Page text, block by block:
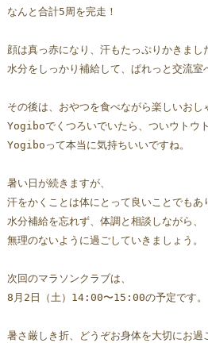
なんと合計5周を完走！
顔は真っ赤になり、汗もたっぷりかきまし
水分をしっかり補給して、ぱれっと交流室
その後は、おやつを食べながら楽しいおし
Yogiboでくつろいでいたら、ついウトウ
Yogiboって本当に気持ちいいですね。
暑い日が続きますが、
汗をかくことは体にとって良いことでもあ
水分補給を忘れず、体調と相談しながら、
無理のないように過ごしていきましょう。
次回のマラソンクラブは、
8月2日（土）14:00〜15:00の予定です。
暑さ厳しき折、どうぞお身体を大切にお過